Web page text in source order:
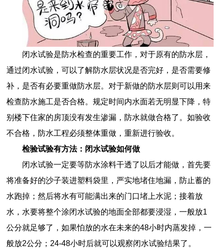
闭水试验是防水检查的重要工作，对于原有的防水层，
通过闭水试验，可以了解防水层状况是否完好，是否需要修
补，是否有必要重做防水层。对于新做的防水层则可以用来
检查防水施工是否合格。规定时间内水面若无明显下降，特
别楼下住家的房顶没有发生渗漏，防水就做合格了。如验收
不合格，防水工程必须整体重做，重新进行验收。
检验试验有方法：闭水试验如何做
闭水试验一定要等防水涂料干透了以后才能做，首先要
将准备好的沙子装进塑料袋里，严实地堵住地漏，防止蓄的
水跑掉；然后将水有可能满出来的门口堵上水泥；接着放
水，水要将整个涂闭水试验的地面全部都要浸湿，一般放1
公分就足够了，如果怕放的水在未来的48小时内蒸发掉，一
般放2公分；24-48小时后就可以观察闭水试验结果了。